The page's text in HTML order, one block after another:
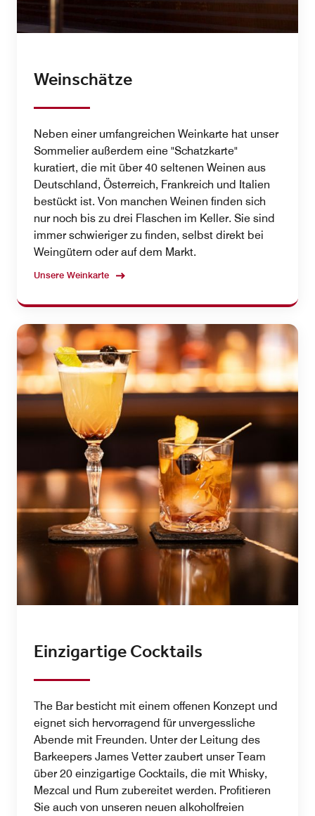
Weinschätze
Neben einer umfangreichen Weinkarte hat unser
Sommelier außerdem eine "Schatzkarte"
kuratiert, die mit über 40 seltenen Weinen aus
Deutschland, Österreich, Frankreich und Italien
bestückt ist. Von manchen Weinen finden sich
nur noch bis zu drei Flaschen im Keller. Sie sind
immer schwieriger zu finden, selbst direkt bei
Weingütern oder auf dem Markt.
Unsere Weinkarte
Einzigartige Cocktails
The Bar besticht mit einem offenen Konzept und
eignet sich hervorragend für unvergessliche
Abende mit Freunden. Unter der Leitung des
Barkeepers James Vetter zaubert unser Team
über 20 einzigartige Cocktails, die mit Whisky,
Mezcal und Rum zubereitet werden. Profitieren
Sie auch von unseren neuen alkoholfreien